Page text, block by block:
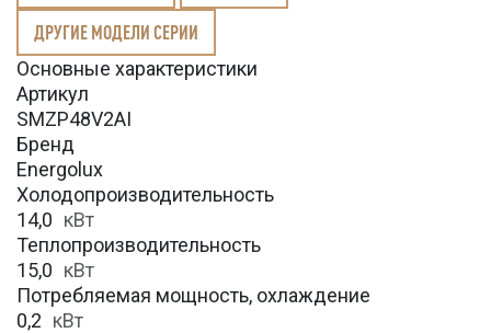
ДРУГИЕ МОДЕЛИ СЕРИИ
Основные характеристики
Артикул
SMZP48V2AI
Бренд
Energolux
Холодопроизводительность
14,0 кВт
Теплопроизводительность
15,0 кВт
Потребляемая мощность, охлаждение
0,2 кВт